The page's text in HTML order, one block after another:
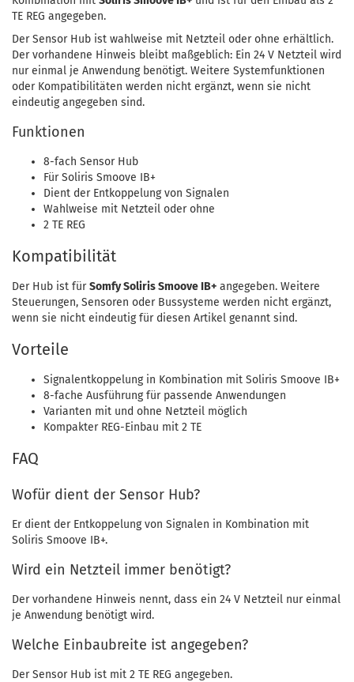
TE REG angegeben.
Der Sensor Hub ist wahlweise mit Netzteil oder ohne erhältlich.
Der vorhandene Hinweis bleibt maßgeblich: Ein 24 V Netzteil wird
nur einmal je Anwendung benötigt. Weitere Systemfunktionen
oder Kompatibilitäten werden nicht ergänzt, wenn sie nicht
eindeutig angegeben sind.
Funktionen
8-fach Sensor Hub
Für Soliris Smoove IB+
Dient der Entkoppelung von Signalen
Wahlweise mit Netzteil oder ohne
2 TE REG
Kompatibilität
Der Hub ist fürSomfy Soliris Smoove IB+ angegeben. Weitere
Steuerungen, Sensoren oder Bussysteme werden nicht ergänzt,
wenn sie nicht eindeutig für diesen Artikel genannt sind.
Vorteile
Signalentkoppelung in Kombination mit Soliris Smoove IB+
8-fache Ausführung für passende Anwendungen
Varianten mit und ohne Netzteil möglich
Kompakter REG-Einbau mit 2 TE
FAQ
Wofür dient der Sensor Hub?
Er dient der Entkoppelung von Signalen in Kombination mit
Soliris Smoove IB+.
Wird ein Netzteil immer benötigt?
Der vorhandene Hinweis nennt, dass ein 24 V Netzteil nur einmal
je Anwendung benötigt wird.
Welche Einbaubreite ist angegeben?
Der Sensor Hub ist mit 2 TE REG angegeben.